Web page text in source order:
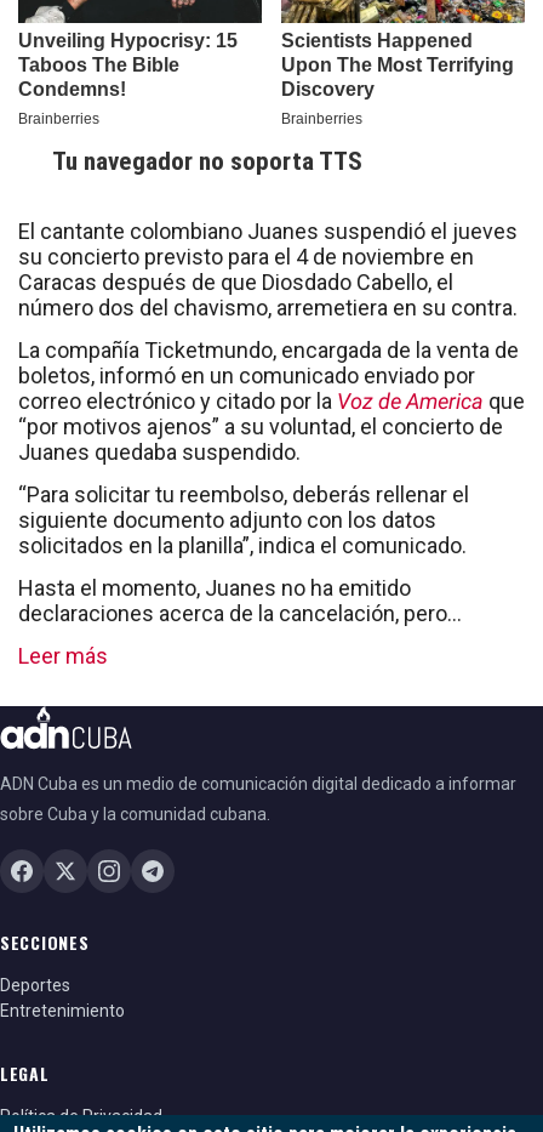
Tu navegador no soporta TTS
El cantante colombiano Juanes suspendió el jueves
su concierto previsto para el 4 de noviembre en
Caracas después de que Diosdado Cabello, el
número dos del chavismo, arremetiera en su contra.
La compañía Ticketmundo, encargada de la venta de
boletos, informó en un comunicado enviado por
correo electrónico y citado por la Voz de America que
“por motivos ajenos” a su voluntad, el concierto de
Juanes quedaba suspendido.
“Para solicitar tu reembolso, deberás rellenar el
siguiente documento adjunto con los datos
solicitados en la planilla”, indica el comunicado.
Hasta el momento, Juanes no ha emitido
declaraciones acerca de la cancelación, pero...
Leer más
ADN Cuba es un medio de comunicación digital dedicado a informar
sobre Cuba y la comunidad cubana.
SECCIONES
Deportes
Entretenimiento
LEGAL
Política de Privacidad